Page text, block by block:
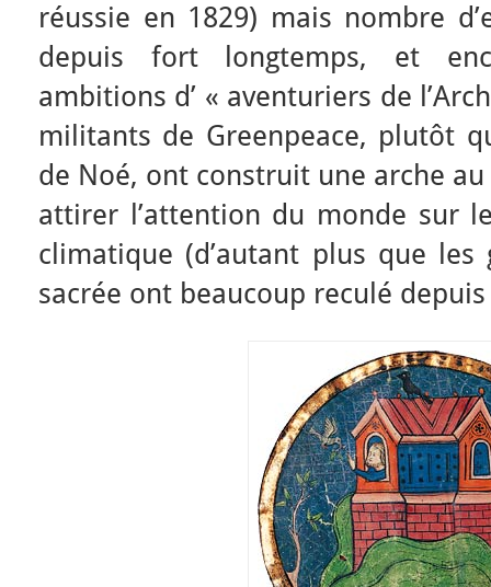
réussie en 1829) mais nombre
depuis fort longtemps, et
ambitions d’ « aventuriers de
militants de Greenpeace, plutôt
de Noé, ont construit une arche
attirer l’attention du monde sur
climatique (d’autant plus que
sacrée ont beaucoup reculé